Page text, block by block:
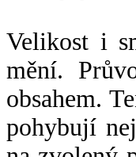
Velikost i
mění.
obsahem.
pohybují